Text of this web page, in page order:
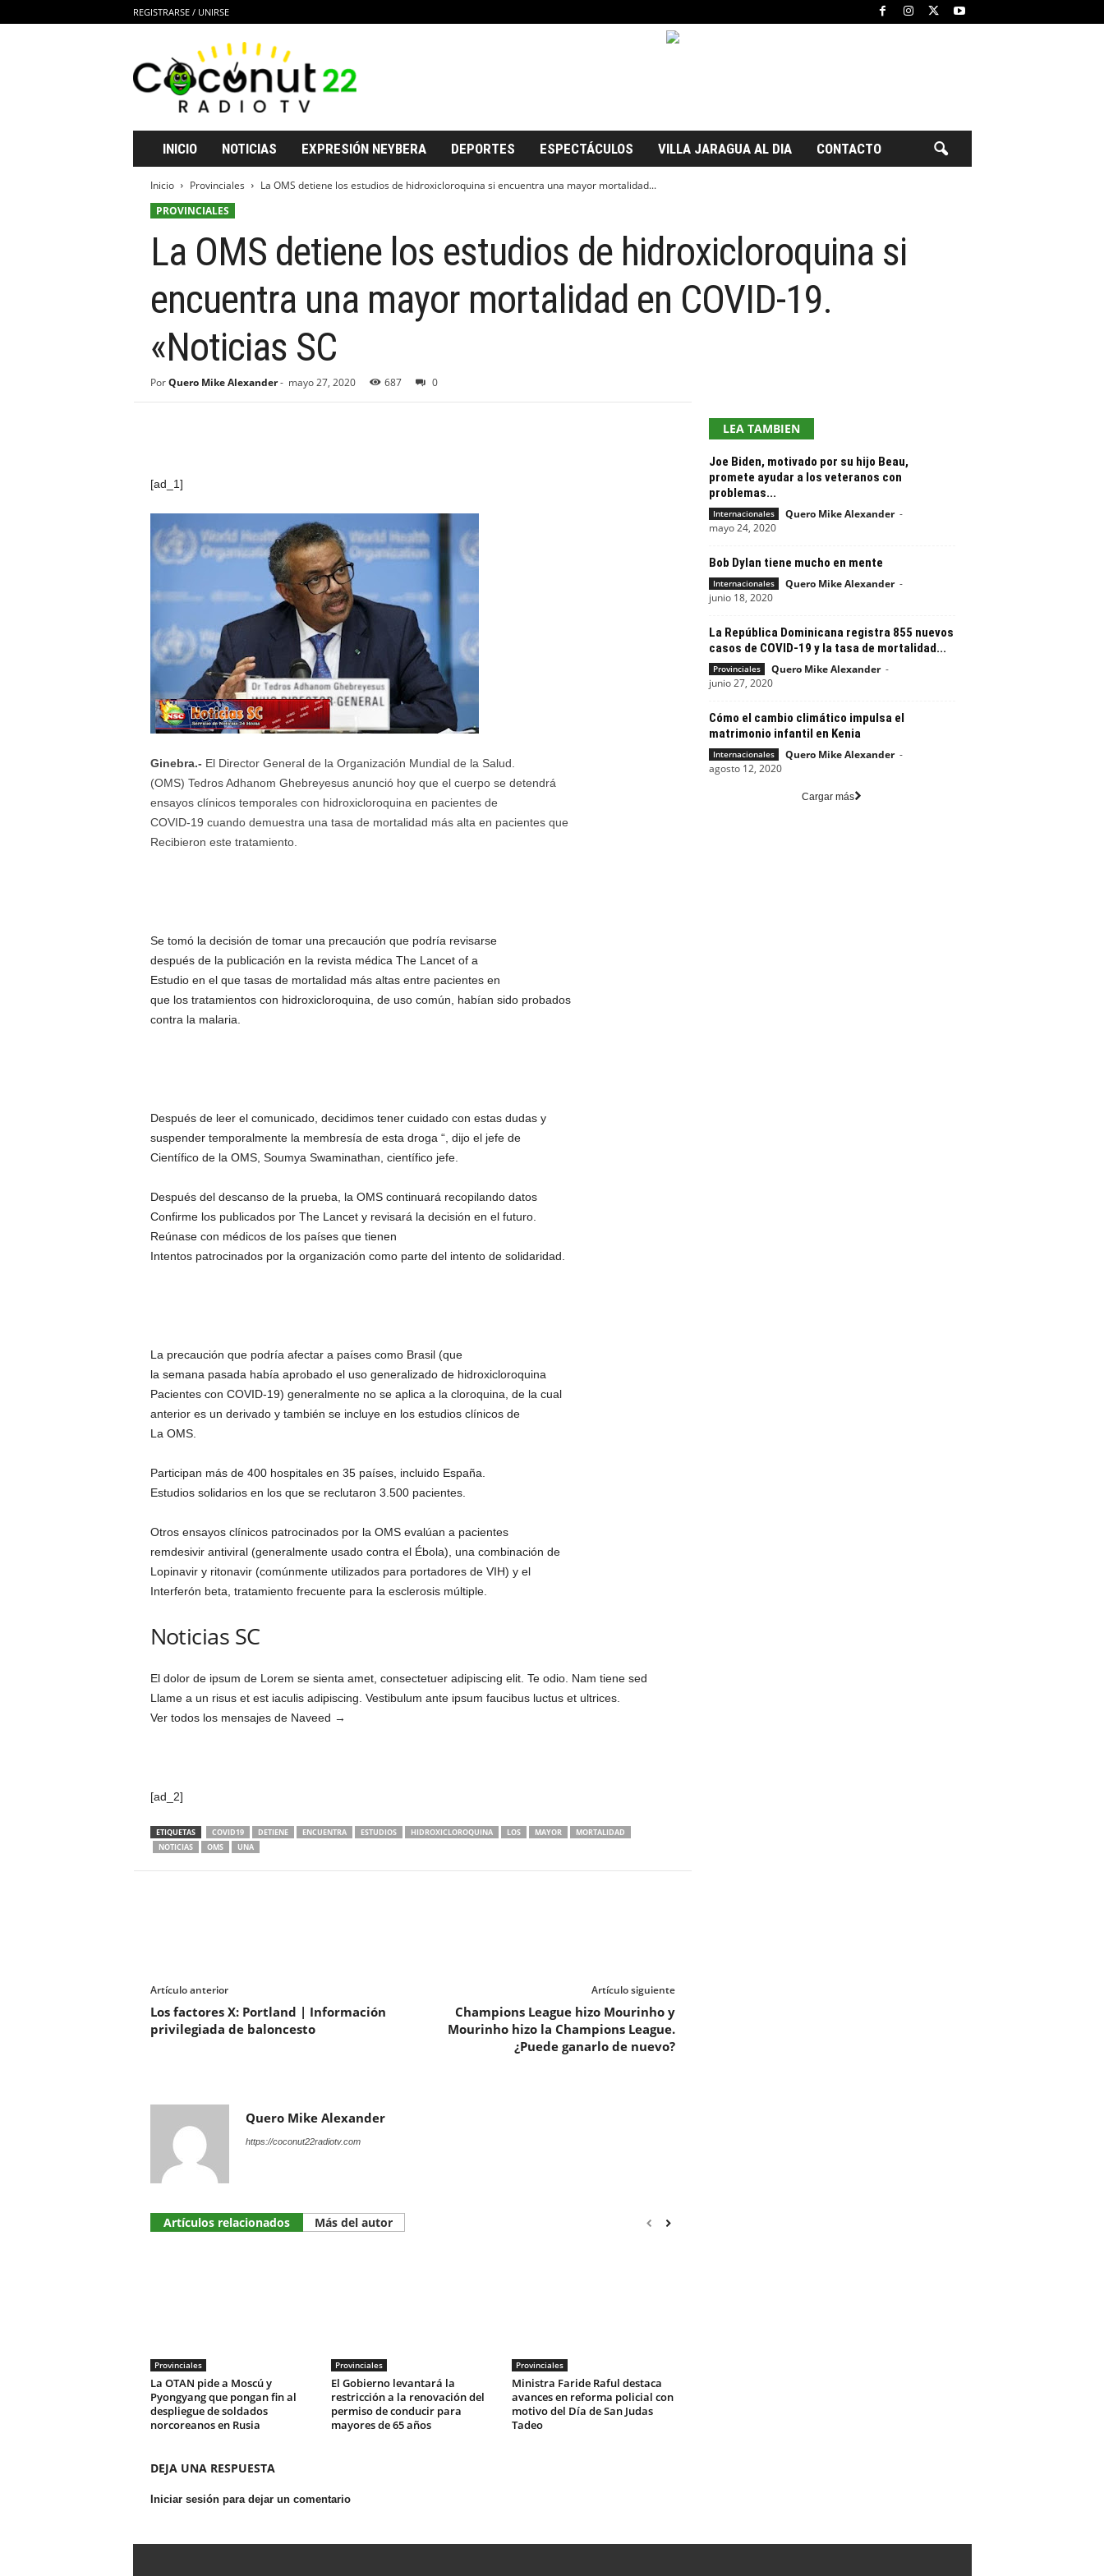
REGISTRARSE / UNIRSE
c
o
INICIO NOTICIAS EXPRESIÓN NEYBERA DEPORTES ESPECTÁCULOS VILLA JARAGUA AL DIA CONTACTO
Inicio Provinciales
La OMS detiene los estudios de hidroxicloroquina si encuentra una mayor mortalidad...
PROVINCIALES
La OMS detiene los estudios de hidroxicloroquina si
encuentra una mayor mortalidad en COVID-19.
«Noticias SC
Por Quero Mike Alexander- mayo 27, 2020 687 0
[ad_1]
Ginebra.- El Director General de la Organización Mundial de la Salud.
(OMS) Tedros Adhanom Ghebreyesus anunció hoy que el cuerpo se detendrá
ensayos clínicos temporales con hidroxicloroquina en pacientes de
COVID-19 cuando demuestra una tasa de mortalidad más alta en pacientes que
Recibieron este tratamiento.
Se tomó la decisión de tomar una precaución que podría revisarse
después de la publicación en la revista médica The Lancet of a
Estudio en el que tasas de mortalidad más altas entre pacientes en
que los tratamientos con hidroxicloroquina, de uso común, habían sido probados
contra la malaria.
Después de leer el comunicado, decidimos tener cuidado con estas dudas y
suspender temporalmente la membresía de esta droga “, dijo el jefe de
Científico de la OMS, Soumya Swaminathan, científico jefe.
Después del descanso de la prueba, la OMS continuará recopilando datos
Confirme los publicados por The Lancet y revisará la decisión en el futuro.
Reúnase con médicos de los países que tienen
Intentos patrocinados por la organización como parte del intento de solidaridad.
La precaución que podría afectar a países como Brasil (que
la semana pasada había aprobado el uso generalizado de hidroxicloroquina
Pacientes con COVID-19) generalmente no se aplica a la cloroquina, de la cual
anterior es un derivado y también se incluye en los estudios clínicos de
La OMS.
Participan más de 400 hospitales en 35 países, incluido España.
Estudios solidarios en los que se reclutaron 3.500 pacientes.
Otros ensayos clínicos patrocinados por la OMS evalúan a pacientes
remdesivir antiviral (generalmente usado contra el Ébola), una combinación de
Lopinavir y ritonavir (comúnmente utilizados para portadores de VIH) y el
Interferón beta, tratamiento frecuente para la esclerosis múltiple.
Noticias SC
El dolor de ipsum de Lorem se sienta amet, consectetuer adipiscing elit. Te odio. Nam tiene sed
Llame a un risus et est iaculis adipiscing. Vestibulum ante ipsum faucibus luctus et ultrices.
Ver todos los mensajes de Naveed →
[ad_2]
ETIQUETAS COVID19 DETIENE ENCUENTRA ESTUDIOS HIDROXICLOROQUINA LOS MAYOR
MORTALIDAD
NOTICIAS
OMS UNA
Artículo anterior
Los factores X: Portland | Información
privilegiada de baloncesto
Artículo siguiente
Champions League hizo Mourinho y
Mourinho hizo la Champions League.
¿Puede ganarlo de nuevo?
Quero Mike Alexander
https://coconut22radiotv.com
Artículos relacionados Más del autor
Provinciales
La OTAN pide a Moscú y
Pyongyang que pongan fin al
despliegue de soldados
norcoreanos en Rusia
Provinciales
El Gobierno levantará la
restricción a la renovación del
permiso de conducir para
mayores de 65 años
Provinciales
Ministra Faride Raful destaca
avances en reforma policial con
motivo del Día de San Judas
Tadeo
DEJA UNA RESPUESTA
Iniciar sesión para dejar un comentario
LEA TAMBIEN
Joe Biden, motivado por su hijo Beau,
promete ayudar a los veteranos con
problemas...
Internacionales Quero Mike Alexander -
mayo 24, 2020
Bob Dylan tiene mucho en mente
Internacionales Quero Mike Alexander -
junio 18, 2020
La República Dominicana registra 855 nuevos
casos de COVID-19 y la tasa de mortalidad...
Provinciales Quero Mike Alexander -
junio 27, 2020
Cómo el cambio climático impulsa el
matrimonio infantil en Kenia
Internacionales Quero Mike Alexander -
agosto 12, 2020
Cargar más